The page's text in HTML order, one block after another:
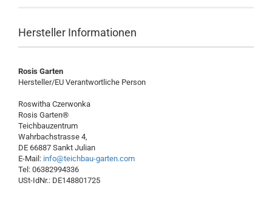
Hersteller Informationen
Rosis Garten
Hersteller/EU Verantwortliche Person
Roswitha Czerwonka
Rosis Garten®
Teichbauzentrum
Wahrbachstrasse 4,
DE 66887 Sankt Julian
E-Mail: info@teichbau-garten.com
Tel: 06382994336
USt-IdNr.: DE148801725